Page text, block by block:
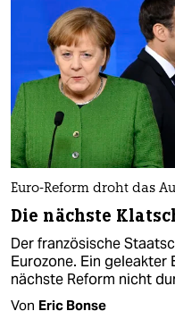
Euro-Reform droht das
Die nächste
Der französische
Eurozone. Ein geleakter
nächste Reform nicht
Von Eric Bonse